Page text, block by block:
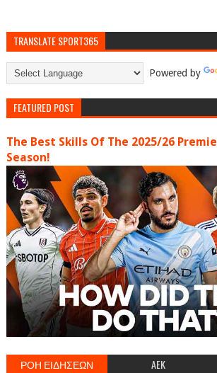
TRANSLATE SPORT365
Powered by
FEATURED POST
The Best Skills Of The 2025/26
Season!
ΡΟΗ ΕΙΔΗΣΕΩΝ AEK